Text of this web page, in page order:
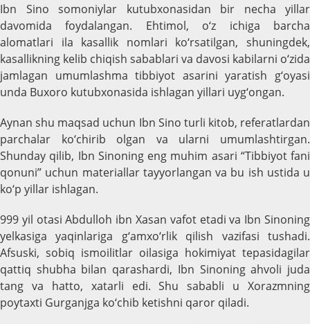
Ibn Sino somoniylar kutubxonasidan bir necha yillar
davomida foydalangan. Ehtimol, o‘z ichiga barcha
alomatlari ila kasallik nomlari ko‘rsatilgan, shuningdek,
kasallikning kelib chiqish sabablari va davosi kabilarni o‘zida
jamlagan umumlashma tibbiyot asarini yaratish g‘oyasi
unda Buxoro kutubxonasida ishlagan yillari uyg‘ongan.
Aynan shu maqsad uchun Ibn Sino turli kitob, referatlardan
parchalar ko‘chirib olgan va ularni umumlashtirgan.
Shunday qilib, Ibn Sinoning eng muhim asari “Tibbiyot fani
qonuni” uchun materiallar tayyorlangan va bu ish ustida u
ko‘p yillar ishlagan.
999 yil otasi Abdulloh ibn Xasan vafot etadi va Ibn Sinoning
yelkasiga yaqinlariga g‘amxo‘rlik qilish vazifasi tushadi.
Afsuski, sobiq ismoilitlar oilasiga hokimiyat tepasidagilar
qattiq shubha bilan qarashardi, Ibn Sinoning ahvoli juda
tang va hatto, xatarli edi. Shu sababli u Xorazmning
poytaxti Gurganjga ko‘chib ketishni qaror qiladi.